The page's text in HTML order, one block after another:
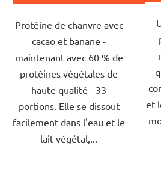
sur
5
étoiles.
Protéine de chanvre avec
cacao et banane -
maintenant avec 60 % de
protéines végétales de
haute qualité - 33
portions. Elle se dissout
facilement dans l'eau et le
lait végétal,...
et